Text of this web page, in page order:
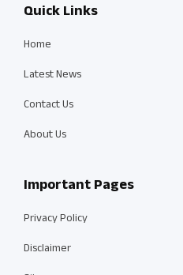
Quick Links
Home
Latest News
Contact Us
About Us
Important Pages
Privacy Policy
Disclaimer